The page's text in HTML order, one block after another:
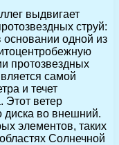
выдвигает
струй:
одной из
протозвездных
самой
и течет
Этот ветер
диска во внешний.
элементов, таких
Солнечной